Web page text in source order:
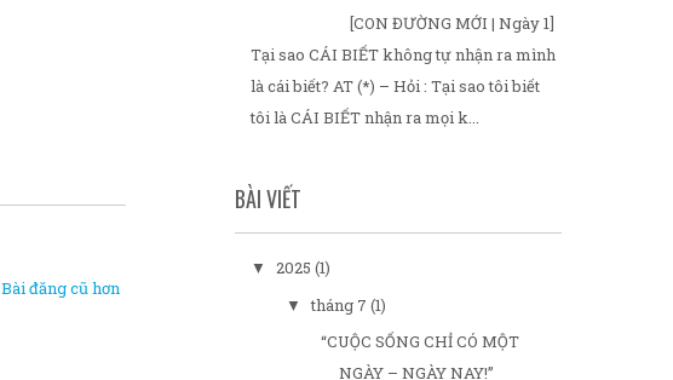
Bài đăng cũ hơn
[CON ĐƯỜNG MỚI | Ngày 1]
Tại sao CÁI BIẾT không tự nhận ra mình
là cái biết? AT (*) – Hỏi : Tại sao tôi biết
tôi là CÁI BIẾT nhận ra mọi k...
BÀI VIẾT
▼ 2025 (1)
▼tháng 7 (1)
“CUỘC SỐNG CHỈ CÓ MỘT
NGÀY – NGÀY NAY!”